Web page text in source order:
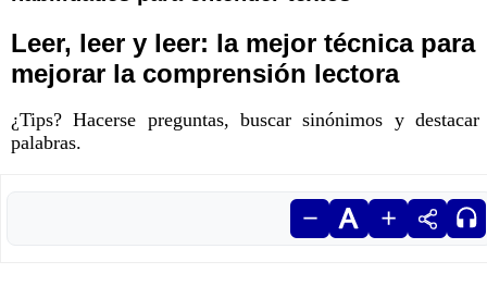
Leer, leer y leer: la mejor técnica para
mejorar la comprensión lectora
¿Tips? Hacerse preguntas, buscar sinónimos y destacar
palabras.